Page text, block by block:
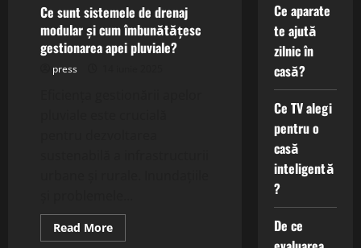
energetică?
Ce sunt sistemele de drenaj
modular și cum îmbunătățesc
gestionarea apei pluviale?
press
Read MoreRead
more
Ce aparate
te ajută
zilnic în
casă?
Ce TV alegi
pentru o
casă
inteligentă
?
De ce